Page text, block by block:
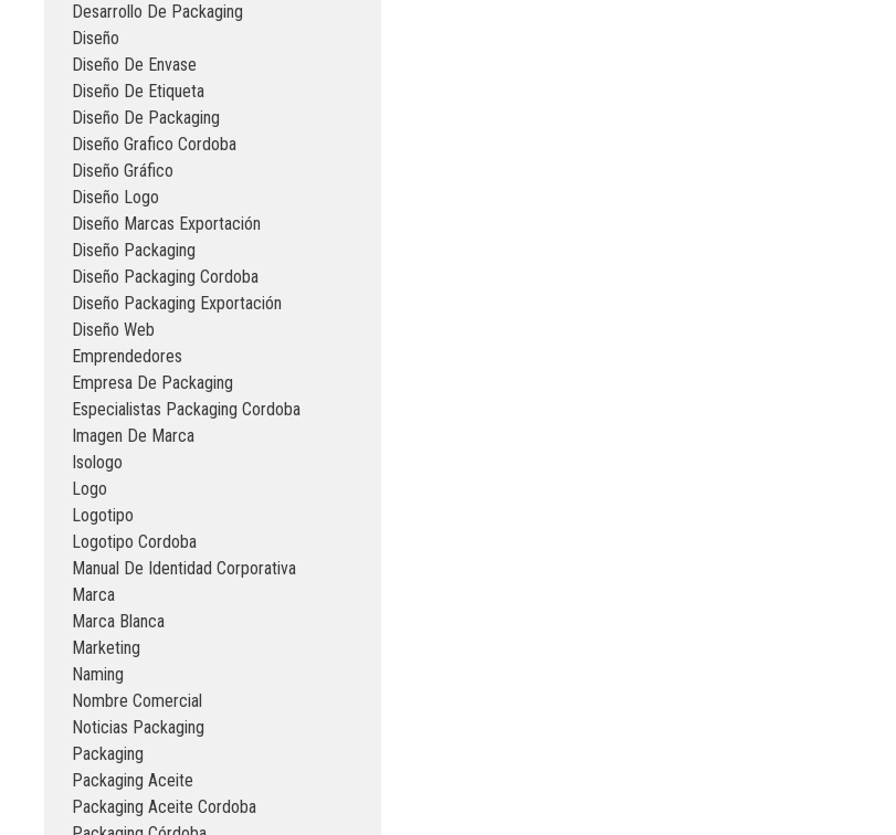
Desarrollo De Packaging
Diseño
Diseño De Envase
Diseño De Etiqueta
Diseño De Packaging
Diseño Grafico Cordoba
Diseño Gráfico
Diseño Logo
Diseño Marcas Exportación
Diseño Packaging
Diseño Packaging Cordoba
Diseño Packaging Exportación
Diseño Web
Emprendedores
Empresa De Packaging
Especialistas Packaging Cordoba
Imagen De Marca
Isologo
Logo
Logotipo
Logotipo Cordoba
Manual De Identidad Corporativa
Marca
Marca Blanca
Marketing
Naming
Nombre Comercial
Noticias Packaging
Packaging
Packaging Aceite
Packaging Aceite Cordoba